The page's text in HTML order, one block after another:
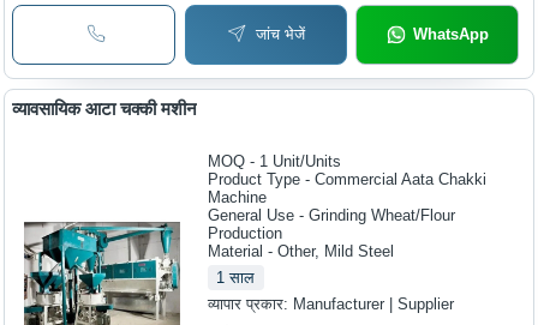
जांच भेजें WhatsApp
व्यावसायिक आटा चक्की मशीन
MOQ - 1 Unit/Units
Product Type - Commercial Aata Chakki
Machine
General Use - Grinding Wheat/Flour
Production
Material - Other, Mild Steel
1 साल
व्यापार प्रकार: Manufacturer | Supplier